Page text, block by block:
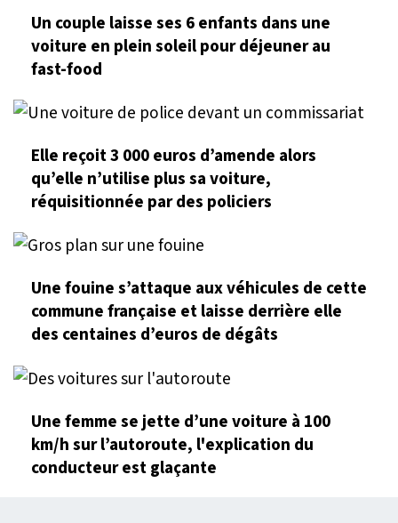
Un couple laisse ses 6 enfants dans une
voiture en plein soleil pour déjeuner au
fast-food
Elle reçoit 3 000 euros d’amende alors
qu’elle n’utilise plus sa voiture,
réquisitionnée par des policiers
Une fouine s’attaque aux véhicules de cette
commune française et laisse derrière elle
des centaines d’euros de dégâts
Une femme se jette d’une voiture à 100
km/h sur l’autoroute, l'explication du
conducteur est glaçante